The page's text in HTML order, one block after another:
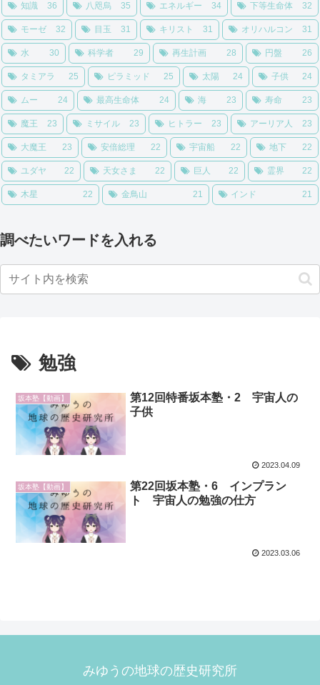
知識 36 八咫烏 35 エネルギー 34 下等生命体 32
モーゼ 32 目玉 31 キリスト 31 オリハルコン 31
水 30 科学者 29 再生計画 28 円盤 26
タミアラ 25 ピラミッド 25 太陽 24 子供 24
ムー 24 最高生命体 24 海 23 寿命 23
魔王 23 ミサイル 23 ヒトラー 23 アーリア人 23
大魔王 23 安倍総理 22 宇宙船 22 地下 22
ユダヤ 22 天女さま 22 巨人 22 霊界 22
木星 22 金鳥山 21 インド 21
調べたいワードを入れる
勉強
坂本塾【動画】
第12回特番坂本塾・2 宇宙人の
子供
2023.04.09
坂本塾【動画】
第22回坂本塾・6 インプラン
ト 宇宙人の勉強の仕方
2023.03.06
みゆうの地球の歴史研究所